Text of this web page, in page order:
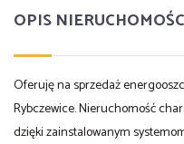
OPIS
Oferuję na sprzedaż
Rybczewice. Nieruchomość
dzięki zainstalowanym